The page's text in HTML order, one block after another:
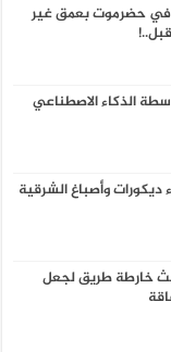
في حضرموت بعمق غير
الذكاء الاصطناعي
خارطة طريق لجعل